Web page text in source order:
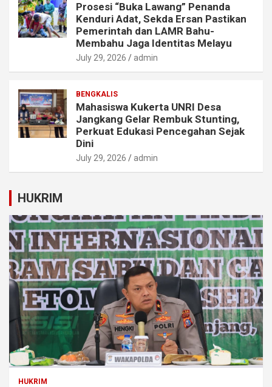
Prosesi “Buka Lawang” Penanda
Kenduri Adat, Sekda Ersan Pastikan
Pemerintah dan LAMR Bahu-
Membahu Jaga Identitas Melayu
July 29, 2026 admin
BENGKALIS
Mahasiswa Kukerta UNRI Desa
Jangkang Gelar Rembuk Stunting,
Perkuat Edukasi Pencegahan Sejak
Dini
July 29, 2026 admin
HUKRIM
HUKRIM